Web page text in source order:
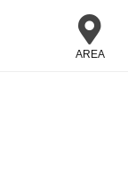
AREA